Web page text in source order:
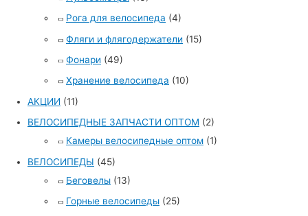
Рога для велосипеда (4)
Фляги и флягодержатели (15)
Фонари (49)
Хранение велосипеда (10)
АКЦИИ (11)
ВЕЛОСИПЕДНЫЕ ЗАПЧАСТИ ОПТОМ (2)
Камеры велосипедные оптом (1)
ВЕЛОСИПЕДЫ (45)
Беговелы (13)
Горные велосипеды (25)